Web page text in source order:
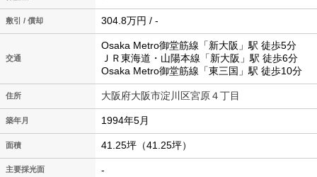
敷引 / 償却 304.8万円 / -
交通
Osaka Metro御堂筋線「新大阪」駅 徒歩5分
ＪＲ東海道・山陽本線「新大阪」駅 徒歩6分
Osaka Metro御堂筋線「東三国」駅 徒歩10分
住所 大阪府大阪市淀川区宮原４丁目
築年月 1994年5月
面積 41.25坪（41.25坪）
主要採光面 -